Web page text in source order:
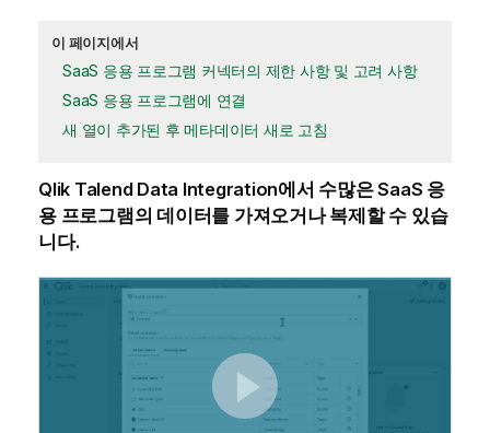
이 페이지에서
SaaS 응용 프로그램 커넥터의 제한 사항 및 고려 사항
SaaS 응용 프로그램에 연결
새 열이 추가된 후 메타데이터 새로 고침
Qlik Talend Data Integration에서 수많은 SaaS 응
용 프로그램의 데이터를 가져오거나 복제할 수 있습
니다.